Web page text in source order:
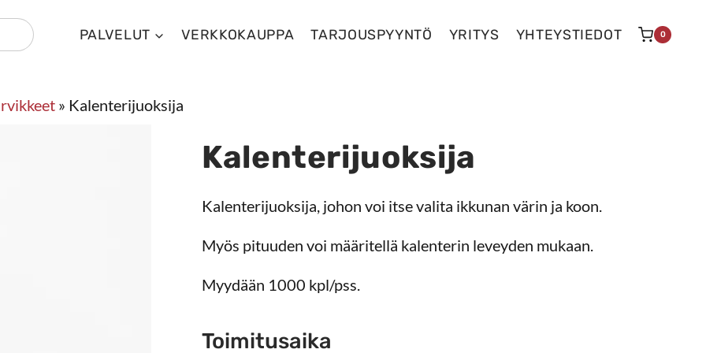
PALVELUT VERKKOKAUPPA TARJOUSPYYNTÖ YRITYS YHTEYSTIEDOT 0
» Kalenterijuoksija
Kalenterijuoksija
Kalenterijuoksija, johon voi itse valita ikkunan värin ja koon.
Myös pituuden voi määritellä kalenterin leveyden mukaan.
Myydään 1000 kpl/pss.
Toimitusaika